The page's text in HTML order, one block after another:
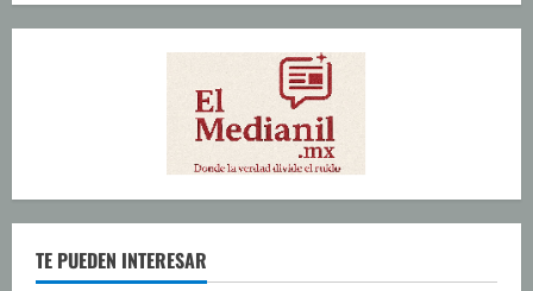
TE PUEDEN INTERESAR